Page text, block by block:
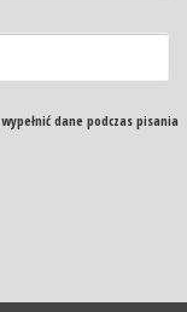
dane podczas pisania